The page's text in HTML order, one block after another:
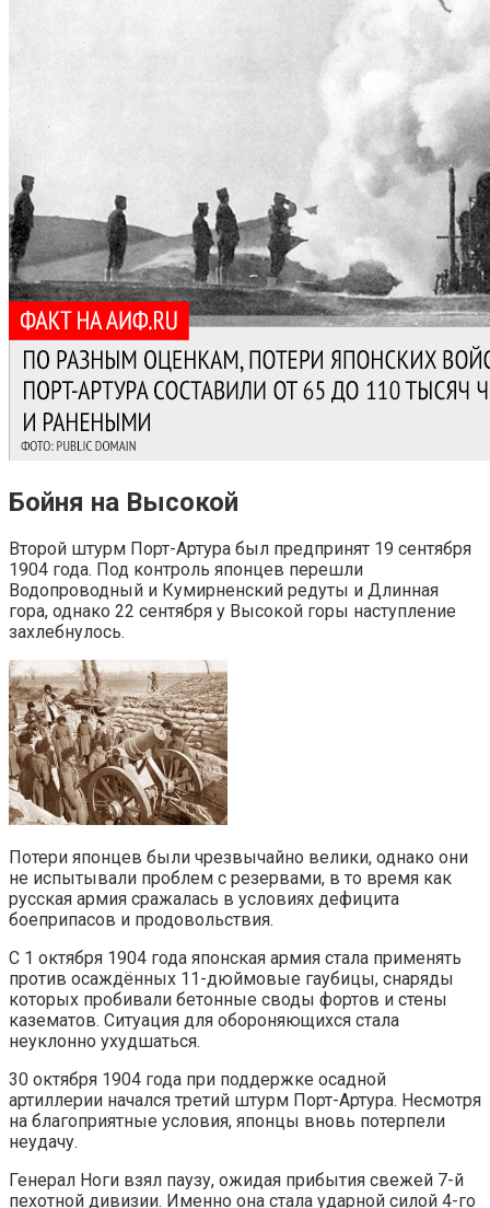
Бойня на Высокой
Второй штурм Порт-Артура был предпринят 19 сентября
1904 года. Под контроль японцев перешли
Водопроводный и Кумирненский редуты и Длинная
гора, однако 22 сентября у Высокой горы наступление
захлебнулось.
Потери японцев были чрезвычайно велики, однако они
не испытывали проблем с резервами, в то время как
русская армия сражалась в условиях дефицита
боеприпасов и продовольствия.
С 1 октября 1904 года японская армия стала применять
против осаждённых 11-дюймовые гаубицы, снаряды
которых пробивали бетонные своды фортов и стены
казематов. Ситуация для обороняющихся стала
неуклонно ухудшаться.
30 октября 1904 года при поддержке осадной
артиллерии начался третий штурм Порт-Артура. Несмотря
на благоприятные условия, японцы вновь потерпели
неудачу.
Генерал Ноги взял паузу, ожидая прибытия свежей 7-й
пехотной дивизии. Именно она стала ударной силой 4-го